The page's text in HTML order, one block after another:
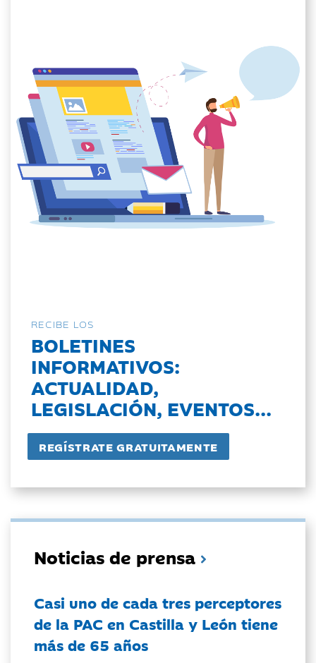
RECIBE LOS
BOLETINES
INFORMATIVOS:
ACTUALIDAD,
LEGISLACIÓN, EVENTOS...
Noticias de prensa
Casi uno de cada tres perceptores
de la PAC en Castilla y León tiene
más de 65 años